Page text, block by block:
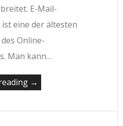
E-Mail-
eine der ältesten
Online-
Man kann…
→